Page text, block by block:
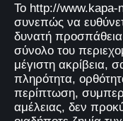
Το http://www.kapa-
συνεπώς να
δυνατή
σύνολο του
μέγιστη ακρίβεια,
πληρότητα,
περίπτωση,
αμέλειας, δεν